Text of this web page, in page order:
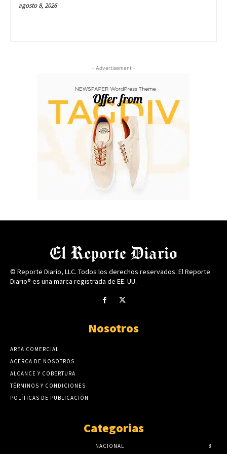
agosto 8, 2026
- Advertisement -
© Reporte Diario, LLC. Todos los derechos reservados. El Reporte
Diario® es una marca registrada de EE. UU.
Nosotros
AREA COMERCIAL
ACERCA DE NOSOTROS
ALCANCE Y COBERTURA
TÉRMINOS Y CONDICIONES
POLÍTICAS DE PUBLICACIÓN
Categorias
NACIONAL 8